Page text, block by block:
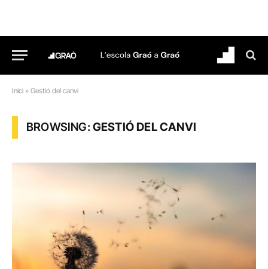
Inici » Gestió del canvi
BROWSING:GESTIÓ DEL CANVI